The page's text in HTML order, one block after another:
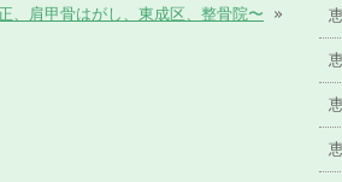
、肩甲骨はがし、東成区、整骨院〜 »